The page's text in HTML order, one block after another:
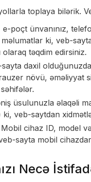
toplaya bilərik.
poçt ünvanınız,
ki, veb-
təqdim edirsiniz.
daxil
növü, əməliyyat
üsulunuzla əlaqəli
veb-saytdan
cihaz ID, model
sayta mobil
Necə